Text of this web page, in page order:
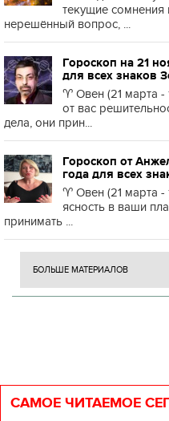
текущие сомнения
нерешённый вопрос, ...
Гороскоп на 21
для всех знаков
♈️ Овен (21 марта -
от вас
дела, они прин...
Гороскоп от
года для всех
♈️ Овен (21 марта -
ясность в ваши
принимать ...
БОЛЬШЕ МАТЕРИАЛОВ
САМОЕ ЧИТАЕМОЕ